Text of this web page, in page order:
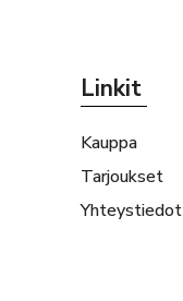
Linkit
Kauppa
Tarjoukset
Yhteystiedot